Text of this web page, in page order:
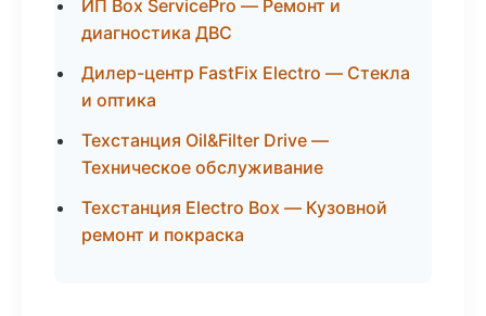
ИП Box ServicePro — Ремонт и
диагностика ДВС
Дилер-центр FastFix Electro — Стекла
и оптика
Техстанция Oil&Filter Drive —
Техническое обслуживание
Техстанция Electro Box — Кузовной
ремонт и покраска